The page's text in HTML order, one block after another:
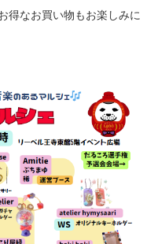
得なお買い物もお楽しみに